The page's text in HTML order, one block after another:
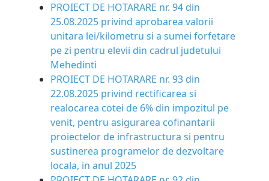
PROIECT DE HOTARARE nr. 94 din
25.08.2025 privind aprobarea valorii
unitara lei/kilometru si a sumei forfetare
pe zi pentru elevii din cadrul judetului
Mehedinti
PROIECT DE HOTARARE nr. 93 din
22.08.2025 privind rectificarea si
realocarea cotei de 6% din impozitul pe
venit, pentru asigurarea cofinantarii
proiectelor de infrastructura si pentru
sustinerea programelor de dezvoltare
locala, in anul 2025